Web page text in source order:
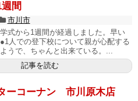
間
市川市
式から1週間が経過しました。早い
人での登下校について親が心配する
うで、ちゃんと出来ている。...
記事を読む
ーコーナン 市川原木店